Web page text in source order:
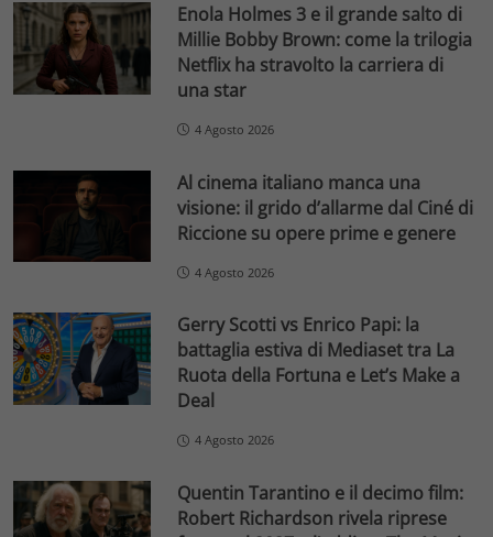
Enola Holmes 3 e il grande salto di
Millie Bobby Brown: come la trilogia
Netflix ha stravolto la carriera di
una star
4 Agosto 2026
Al cinema italiano manca una
visione: il grido d’allarme dal Ciné di
Riccione su opere prime e genere
4 Agosto 2026
Gerry Scotti vs Enrico Papi: la
battaglia estiva di Mediaset tra La
Ruota della Fortuna e Let’s Make a
Deal
4 Agosto 2026
Quentin Tarantino e il decimo film:
Robert Richardson rivela riprese